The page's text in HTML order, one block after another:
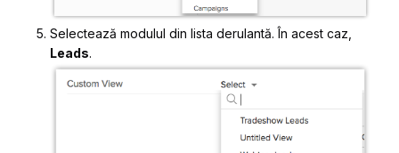
Selectează modulul din lista derulantă. În acest caz,
Leads.